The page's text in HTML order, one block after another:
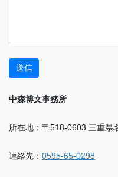
中森博文事務所
所在地：〒518-0603 三重県
連絡先： 0595-65-0298